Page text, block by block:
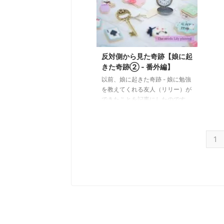
いを始め、ほぼ遠距離恋愛の末、
28歳で結婚しました。夫は付き合
い始めた時から本当に優しい人で
したが、結婚を機に夫の家族に会
い、その理由がよく分かりまし
た。 夫は上下に姉妹がいる三人
兄弟の真ん中で、５人家族。こん
なに仲の良い家族があるのかと驚
いたのを覚えています。 親が子
供 ...
反対側から見た奇跡【娘に起
きた奇跡② - 番外編】
以前、娘に起きた奇跡 - 娘に勉強
を教えてくれる友人（リリー）が
できたことを記事にしたのです
1